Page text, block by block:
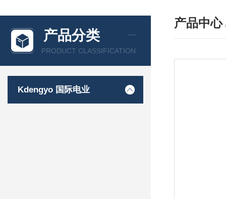
产品分类
PRODUCT CLASSIFICATION
Kdengyo 国际电业
产品中心